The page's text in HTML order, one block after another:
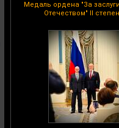
Медаль ордена "За
Отечеством" II